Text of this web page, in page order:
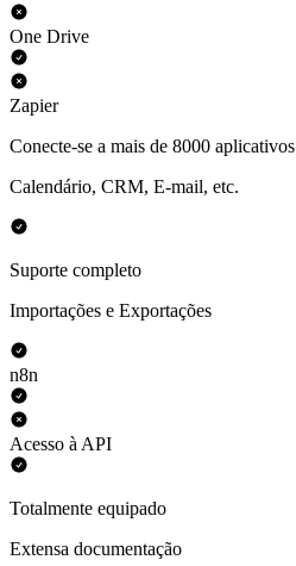
One Drive
Zapier
Conecte-se a mais de 8000 aplicativos
Calendário, CRM, E-mail, etc.
Suporte completo
Importações e Exportações
n8n
Acesso à API
Totalmente equipado
Extensa documentação